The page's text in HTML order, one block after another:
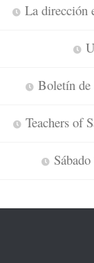
La dirección
Boletín de
Teachers of